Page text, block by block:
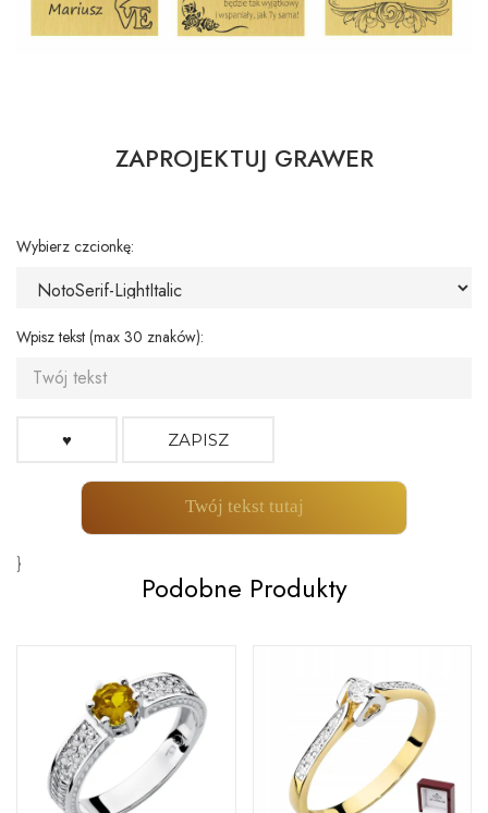
ZAPROJEKTUJ GRAWER
Wybierz czcionkę:
Wpisz tekst (max 30 znaków):
♥ ZAPISZ
Twój tekst tutaj
}
Podobne Produkty